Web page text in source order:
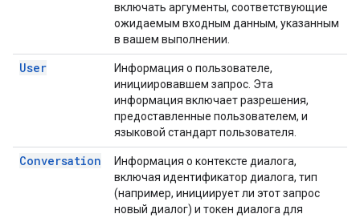
включать аргументы, соответствующие
ожидаемым входным данным, указанным
в вашем выполнении.
User
Информация о пользователе,
инициировавшем запрос. Эта
информация включает разрешения,
предоставленные пользователем, и
языковой стандарт пользователя.
Conversation
Информация о контексте диалога,
включая идентификатор диалога, тип
(например, инициирует ли этот запрос
новый диалог) и токен диалога для